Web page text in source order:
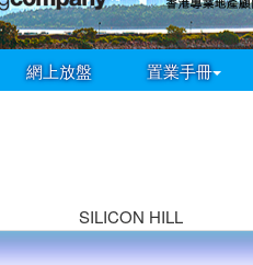
網上放盤 置業手冊
SILICON HILL